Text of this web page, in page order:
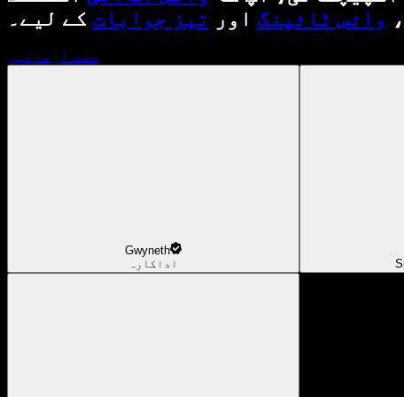
، وائس ٹائپنگ اور تیز جوابات کے لیے۔
مفت آزمائیں
Gwyneth
اداکارہ